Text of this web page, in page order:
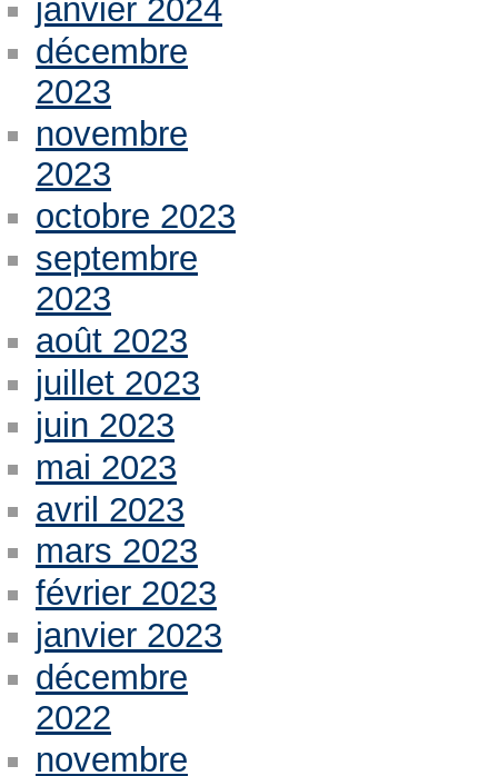
janvier 2024
décembre
2023
novembre
2023
octobre 2023
septembre
2023
août 2023
juillet 2023
juin 2023
mai 2023
avril 2023
mars 2023
février 2023
janvier 2023
décembre
2022
novembre